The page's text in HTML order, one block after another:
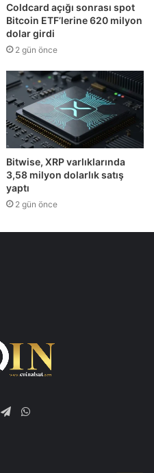
Coldcard açığı sonrası spot
Bitcoin ETF’lerine 620 milyon
dolar girdi
2 gün önce
Bitwise, XRP varlıklarında
3,58 milyon dolarlık satış
yaptı
2 gün önce
WhatsApp